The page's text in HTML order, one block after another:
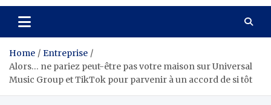
Home
Entreprise
Alors… ne pariez peut-être pas votre maison sur Universal
Music Group et TikTok pour parvenir à un accord de si tôt